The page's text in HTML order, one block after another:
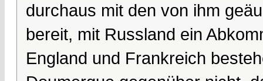
durchaus mit den von ihm
bereit, mit Russland ein
England und Frankreich